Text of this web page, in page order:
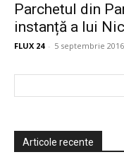
Parchetul din
instanță a lui
FLUX 24 - 5 septembrie
Articole recente